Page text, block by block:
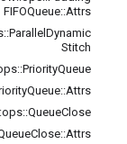
FIFOQueue::Attrs
::Parallel Dynamic
Stitch
::PriorityQueue
Queue::Attrs
ops::QueueClose
Close::Attrs